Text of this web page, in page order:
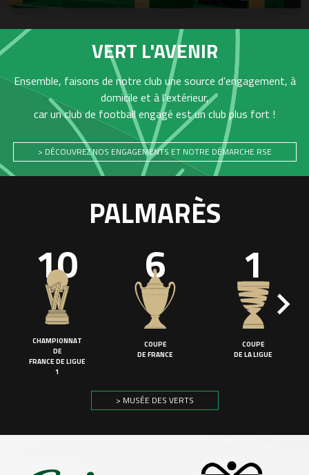
VERT L'AVENIR
Ensemble, faisons de notre club une source d'engagement, à
domicile et à l'extérieur,
car un club de football engagé est un club plus fort !
> DÉCOUVREZ NOS ENGAGEMENTS ET NOTRE DÉMARCHE RSE
PALMARÈS
10
CHAMPIONNAT
DE
FRANCE DE LIGUE
1
6
COUPE
DE FRANCE
1
COUPE
DE LA LIGUE
> MUSÉE DES VERTS